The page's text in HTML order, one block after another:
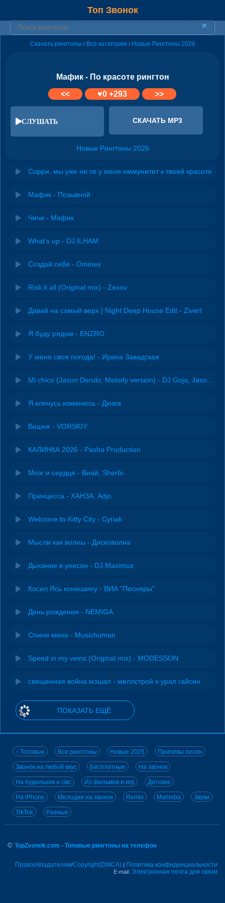
Топ Звонок
Скачать рингтоны / Все категории / Новые Рингтоны 2026
Мафик - По красоте рингтон
<<
♥0+293 >>
СЛУШАТЬ СКАЧАТЬ MP3
Новые Рингтоны 2026
Сорри, мы уже не те у меня иммунитет к твоей красоте
Мафик - Позывной
Чичи - Мафик
What's up - DJ.ILHAM
Создай себя - Ominex
Risk it all (Original mix) - Zexov
Давай на самый верх | Night Deep House Edit - Zivert
Я буду рядом - ENZRO
У меня своя погода! - Ирина Завадская
Я клянусь изменюсь - Дюма
Вишня - VORSKIY
КАЛИНКА 2026 - Pasha Production
Мозг и сердце - Виай, Sherbi
Принцесса - ХАНЗА, Adjo
Welcome to Kitty City - Cyriak
Мысли как волны - Дисковолна
Дыхание в унисон - DJ Maximus
Косил Ясь конюшину - ВИА "Песняры"
День рождения - NEMIGA
Спини мене - Musichuman
Speed in my veins (Original mix) - MODESSON
священная война мэшап - меллстрой х урал гайсин
ПОКАЗАТЬ ЕЩЁ
↑ Топовые Все рингтоны Новые 2025 Припевы песен
Звонок на любой вкус Бесплатные На звонок
На будильник и смс Из фильмов и игр Детские
На iPhone Мелодии на звонок Remix Marimba Звуки
TikTok Разные
© TopZvonok.com - Топовые рингтоны на телефон
Правообладателям/Copyright(DMCA) | Политика конфиденциальности
E-mail: Электронная почта для связи